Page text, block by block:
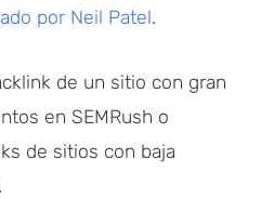
por Neil Patel.
de un sitio con gran
en SEMRush o
de sitios con baja